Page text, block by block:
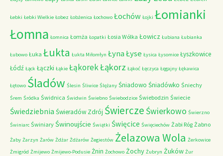
Łebki Łebki Wielkie Łobez Łobżenica Łochowo Łochów Łojki Łomianki
Łomna Łomnica Łomża Łopatki Łosia Wólka Łowicz Łubiana Łubianka
Łubowo Łuka Łukta Łukta Miłomłyn ŁynaŁyse Łysica Łysomice Łyszkowice
Łódź Łąck Łączki Łąkie ŁąkorekŁąkorz Łąkoć Łęczyca Łęgajny Łękawica
Łętowo Śladów Ślesin Śliwice Ślężany Śniadowo Śniadówko Śniechy
Śrem Śródka Świdnica Świdwin Świebno Świebodzice Świebodzin Świecie
Świedziebnia Świeradów Zdrój Świercze Świerkowo Świerzno
Świniarc Świniary Świnoujście Świątki Święcice Święciechów Żabi Róg Żabno
Żaby Żarzyn Żarów Żdżar Żdżarów Żegiestów Żelazowa Wola Żerkowice
Żmigród Żmijewo Żmijewo-Podusie Żnin Żochowo Żochy Żubryn Żuków Żur